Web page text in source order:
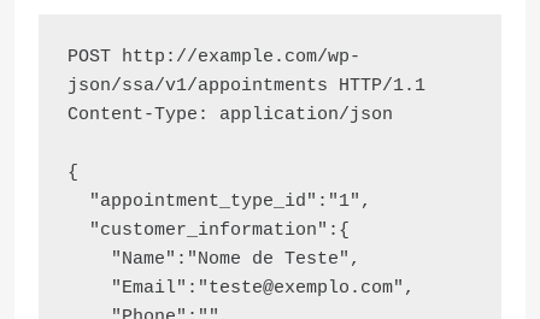
POST http://example.com/wp-
json/ssa/v1/appointments HTTP/1.1
Content-Type: application/json
{
    "Email":"
teste@exemplo.com",